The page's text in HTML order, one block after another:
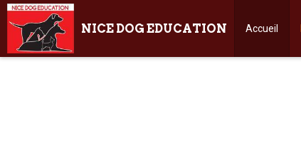
NICE DOG EDUCATION Accueil